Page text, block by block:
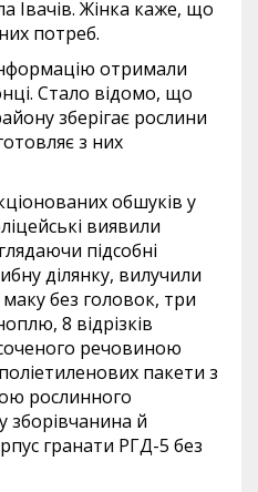
Івачів. Жінка каже, що
потреб.
отримали
Стало відомо, що
зберігає рослини
з них
обшуків у
виявили
підсобні
ділянку, вилучили
без головок, три
8 відрізків
речовиною
пакети з
рослинного
зборівчанина й
гранати РГД-5 без